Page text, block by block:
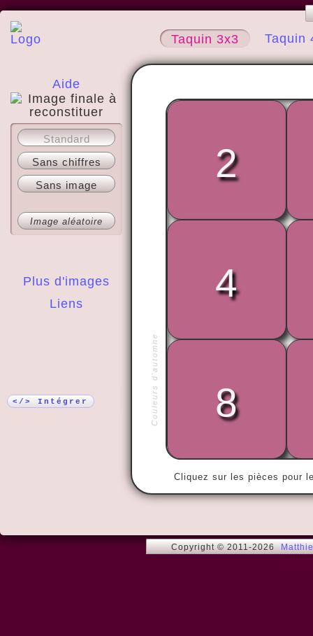
Taquin 3x3 Taquin
Aide
A propos
Plus d'images
Liens
Standard
Sans chiffres
Sans image
Image aléatoire
</> Intégrer Couleurs d'automne
Cliquez sur les pièces pour
vie en
2
4
8
Copyright © 2011-2026